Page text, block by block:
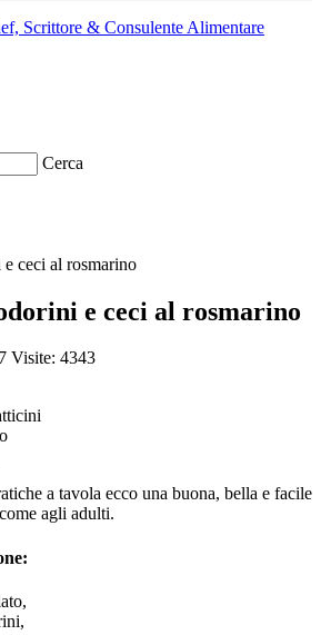
Cerca
e ceci al rosmarino
Visite: 4343
a tavola ecco una buona, bella e facile
agli adulti.